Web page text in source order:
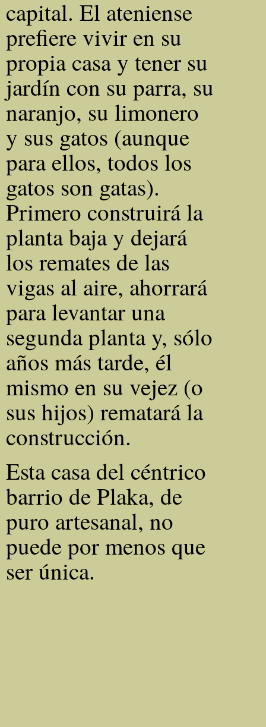
capital. El ateniense
prefiere vivir en su
propia casa y tener su
jardín con su parra, su
naranjo, su limonero
y sus gatos (aunque
para ellos, todos los
gatos son gatas).
Primero construirá la
planta baja y dejará
los remates de las
vigas al aire, ahorrará
para levantar una
segunda planta y, sólo
años más tarde, él
mismo en su vejez (o
sus hijos) rematará la
construcción.
Esta casa del céntrico
barrio de Plaka, de
puro artesanal, no
puede por menos que
ser única.